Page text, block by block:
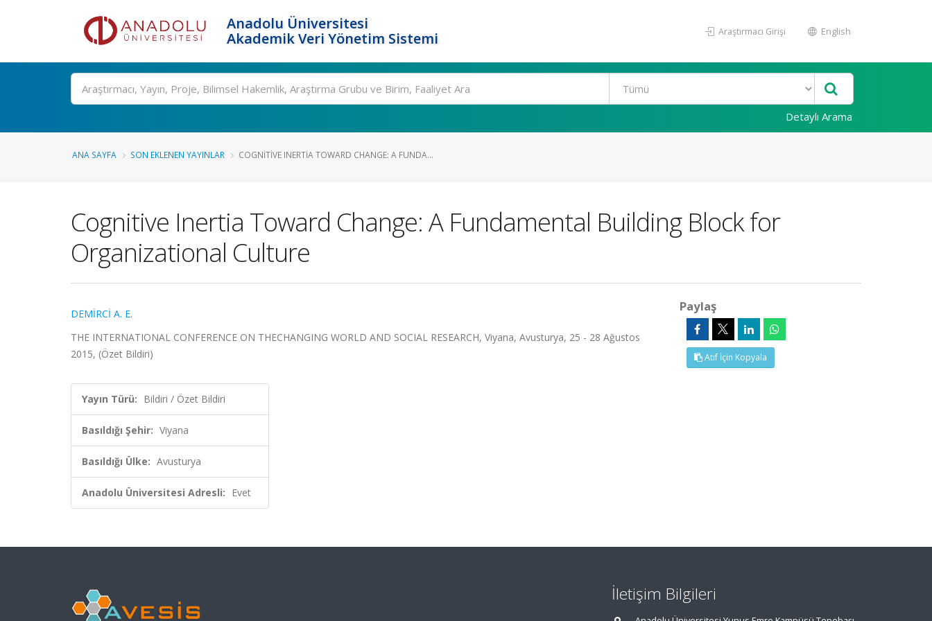
Anadolu Üniversitesi
Akademik Veri Yönetim Sistemi
Araştırmacı Girişi English
Ara
Detaylı Arama
ANA SAYFA SON EKLENEN YAYINLAR COGNITIVE INERTIA TOWARD CHANGE: A FUNDA...
Cognitive Inertia Toward Change: A Fundamental Building Block for
Organizational Culture
DEMİRCİ A. E.
THE INTERNATIONAL CONFERENCE ON THECHANGING WORLD AND SOCIAL RESEARCH, Viyana, Avusturya, 25 - 28 Ağustos
2015, (Özet Bildiri)
Yayın Türü: Bildiri / Özet Bildiri
Basıldığı Şehir: Viyana
Basıldığı Ülke: Avusturya
Anadolu Üniversitesi Adresli: Evet
Paylaş
Atıf İçin Kopyala
İletişim Bilgileri